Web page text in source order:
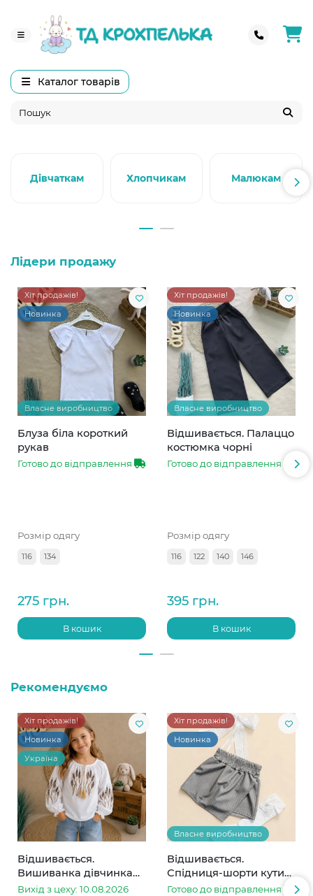
Каталог товарів
Дівчаткам Хлопчикам Малюкам
Лідери продажу
Хіт продажів!
Новинка
Власне виробництво
Блуза біла короткий
рукав
Готово до відправлення
Розмір одягу
116 134
275 грн.
В кошик
Хіт продажів!
Новинка
Власне виробництво
Відшивається. Палаццо
костюмка чорні
Готово до відправлення
Розмір одягу
116 122 140 146
395 грн.
В кошик
Рекомендуємо
Хіт продажів!
Новинка
Україна
Відшивається.
Вишиванка дівчинка
колоски
Вихід з цеху: 10.08.2026
Хіт продажів!
Новинка
Власне виробництво
Відшивається.
Спідниця-шорти кутик
сіра в смужку
Готово до відправлення